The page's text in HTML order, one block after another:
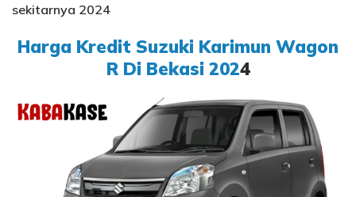
sekitarnya 2024
Harga Kredit Suzuki Karimun Wagon
R Di Bekasi 2024